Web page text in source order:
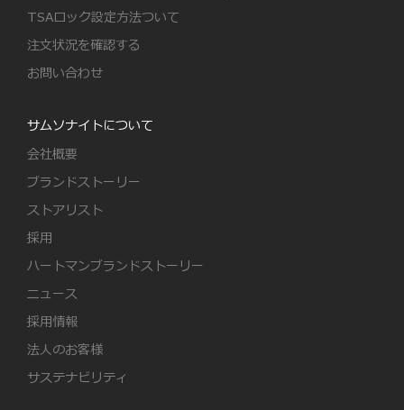
TSAロック設定方法ついて
注文状況を確認する
お問い合わせ
サムソナイトについて
会社概要
ブランドストーリー
ストアリスト
採用
ハートマンブランドストーリー
ニュース
採用情報
法人のお客様
サステナビリティ